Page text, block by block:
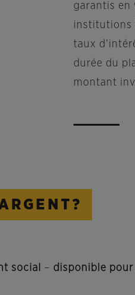
garantis en
institutions
taux
durée du
montant
social – disponible